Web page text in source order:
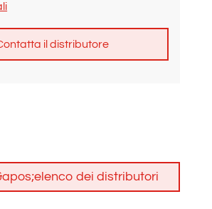
dei distributori